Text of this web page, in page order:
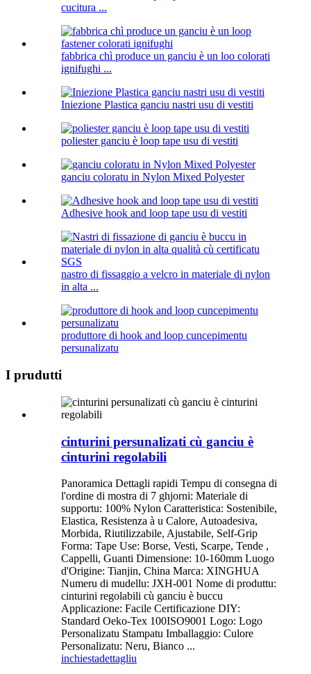
cucitura ...
fabbrica chì produce un ganciu è un loo colorati
ignifughi ...
Iniezione Plastica ganciu nastri usu di vestiti
poliester ganciu è loop tape usu di vestiti
ganciu coloratu in Nylon Mixed Polyester
Adhesive hook and loop tape usu di vestiti
nastro di fissaggio a velcro in materiale di nylon
in alta ...
produttore di hook and loop cuncepimentu
persunalizatu
I prudutti
cinturini persunalizati cù ganciu è
cinturini regolabili
Panoramica Dettagli rapidi Tempu di consegna di
l'ordine di mostra di 7 ghjorni: Materiale di
supportu: 100% Nylon Caratteristica: Sostenibile,
Elastica, Resistenza à u Calore, Autoadesiva,
Morbida, Riutilizzabile, Ajustabile, Self-Grip
Forma: Tape Use: Borse, Vesti, Scarpe, Tende ,
Cappelli, Guanti Dimensione: 10-160mm Luogo
d'Origine: Tianjin, China Marca: XINGHUA
Numeru di mudellu: JXH-001 Nome di produttu:
cinturini regolabili cù ganciu è buccu
Applicazione: Facile Certificazione DIY:
Standard Oeko-Tex 100ISO9001 Logo: Logo
Personalizatu Stampatu Imballaggio: Culore
Personalizatu: Neru, Bianco ...
inchiestadettagliu